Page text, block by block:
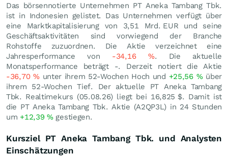
Das börsennotierte Unternehmen PT Aneka Tambang Tbk.
ist in Indonesien gelistet. Das Unternehmen verfügt über
eine Marktkapitalisierung von 3,51 Mrd. EUR und seine
Geschäftsaktivitäten sind vorwiegend der Branche
Rohstoffe zuzuordnen. Die Aktie verzeichnet eine
Jahresperformance von -34,16 %. Die aktuelle
Monatsperformance beträgt -. Derzeit notiert die Aktie
-36,70 %unter ihrem 52-Wochen Hoch und +25,56 %über
ihrem 52-Wochen Tief. Der aktuelle PT Aneka Tambang
Tbk. Realtimekurs (05.08.26) liegt bei 16,825 $. Damit ist
die PT Aneka Tambang Tbk. Aktie (A2QP3L) in 24 Stunden
um +12,39%gestiegen.
Kursziel PT Aneka Tambang Tbk. und Analysten
Einschätzungen